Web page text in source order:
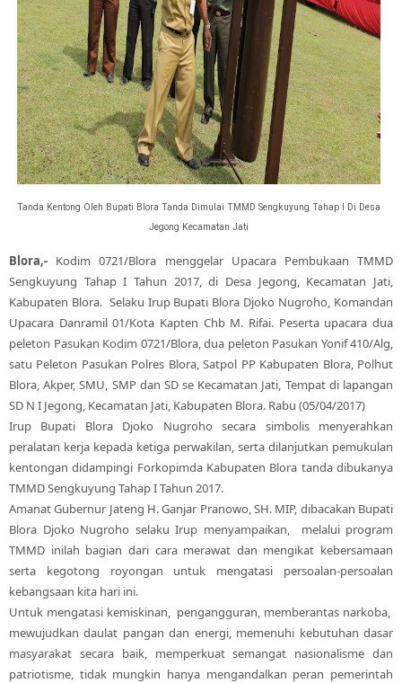
Tanda Kentong Oleh Bupati Blora Tanda Dimulai TMMD Sengkuyung Tahap I Di Desa
Jegong Kecamatan Jati
Blora,- Kodim 0721/Blora menggelar Upacara Pembukaan TMMD
Sengkuyung Tahap I Tahun 2017, di Desa Jegong, Kecamatan Jati,
Kabupaten Blora. Selaku Irup Bupati Blora Djoko Nugroho, Komandan
Upacara Danramil 01/Kota Kapten Chb M. Rifai. Peserta upacara dua
peleton Pasukan Kodim 0721/Blora, dua peleton Pasukan Yonif 410/Alg,
satu Peleton Pasukan Polres Blora, Satpol PP Kabupaten Blora, Polhut
Blora, Akper, SMU, SMP dan SD se Kecamatan Jati, Tempat di lapangan
SD N I Jegong, Kecamatan Jati, Kabupaten Blora. Rabu (05/04/2017)
Irup Bupati Blora Djoko Nugroho secara simbolis menyerahkan
peralatan kerja kepada ketiga perwakilan, serta dilanjutkan pemukulan
kentongan didampingi Forkopimda Kabupaten Blora tanda dibukanya
TMMD Sengkuyung Tahap I Tahun 2017.
Amanat Gubernur Jateng H. Ganjar Pranowo, SH. MIP, dibacakan Bupati
Blora Djoko Nugroho selaku Irup menyampaikan, melalui program
TMMD inilah bagian dari cara merawat dan mengikat kebersamaan
serta kegotong royongan untuk mengatasi persoalan-persoalan
kebangsaan kita hari ini.
Untuk mengatasi kemiskinan, pengangguran, memberantas narkoba,
mewujudkan daulat pangan dan energi, memenuhi kebutuhan dasar
masyarakat secara baik, memperkuat semangat nasionalisme dan
patriotisme, tidak mungkin hanya mengandalkan peran pemerintah